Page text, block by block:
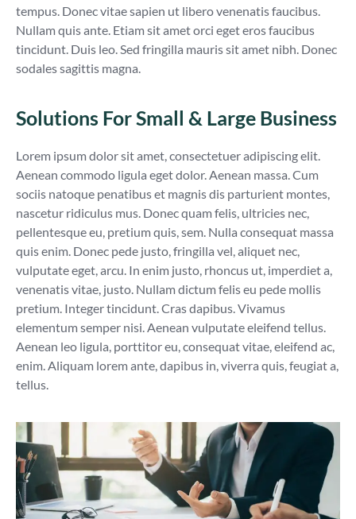
tempus. Donec vitae sapien ut libero venenatis faucibus.
Nullam quis ante. Etiam sit amet orci eget eros faucibus
tincidunt. Duis leo. Sed fringilla mauris sit amet nibh. Donec
sodales sagittis magna.
Solutions For Small & Large Business
Lorem ipsum dolor sit amet, consectetuer adipiscing elit.
Aenean commodo ligula eget dolor. Aenean massa. Cum
sociis natoque penatibus et magnis dis parturient montes,
nascetur ridiculus mus. Donec quam felis, ultricies nec,
pellentesque eu, pretium quis, sem. Nulla consequat massa
quis enim. Donec pede justo, fringilla vel, aliquet nec,
vulputate eget, arcu. In enim justo, rhoncus ut, imperdiet a,
venenatis vitae, justo. Nullam dictum felis eu pede mollis
pretium. Integer tincidunt. Cras dapibus. Vivamus
elementum semper nisi. Aenean vulputate eleifend tellus.
Aenean leo ligula, porttitor eu, consequat vitae, eleifend ac,
enim. Aliquam lorem ante, dapibus in, viverra quis, feugiat a,
tellus.